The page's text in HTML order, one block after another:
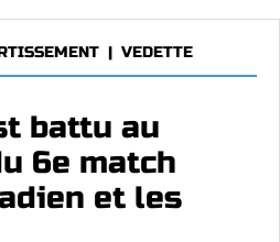
| VEDETTE
battu au
6e match
et les